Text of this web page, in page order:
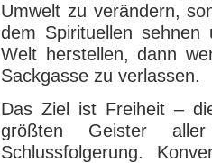
Umwelt zu verändern,
dem Spirituellen
Welt herstellen, dann
Sackgasse zu verlassen.
Das Ziel ist Freiheit –
größten Geister
Schlussfolgerung.